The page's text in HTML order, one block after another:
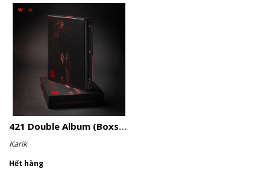
421 Double Album (Boxset)
Karik
Hết hàng